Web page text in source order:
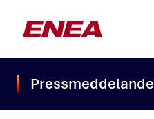
Pressmeddelande